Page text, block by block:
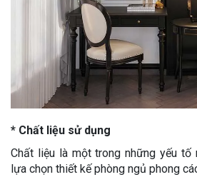
* Chất liệu sử dụng
Chất liệu là một trong những yếu
lựa chọn thiết kế phòng ngủ phong